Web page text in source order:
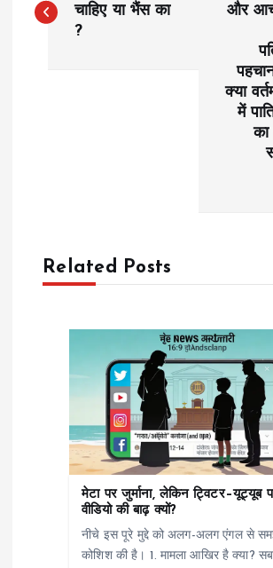
o
चाहिए या भैंस का
?
और
क्या
में
का
Related Posts
मेटा पर जुर्माना, लेकिन ट्विटर–यूट्यूब
वीडियो की बाढ़ क्यों?
नीचे इस पूरे मुद्दे को अलग-अलग एंगल से
कोशिश की है। 1. मामला आखिर है क्या?